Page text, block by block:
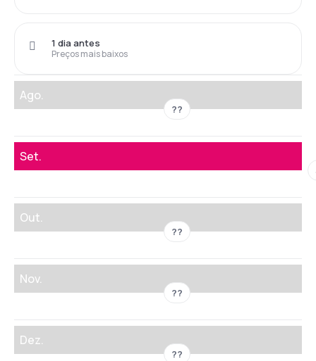
Preços mais baixos
1 dia antes
Ago.
??
Set.
Out.
??
Nov.
??
Dez.
??